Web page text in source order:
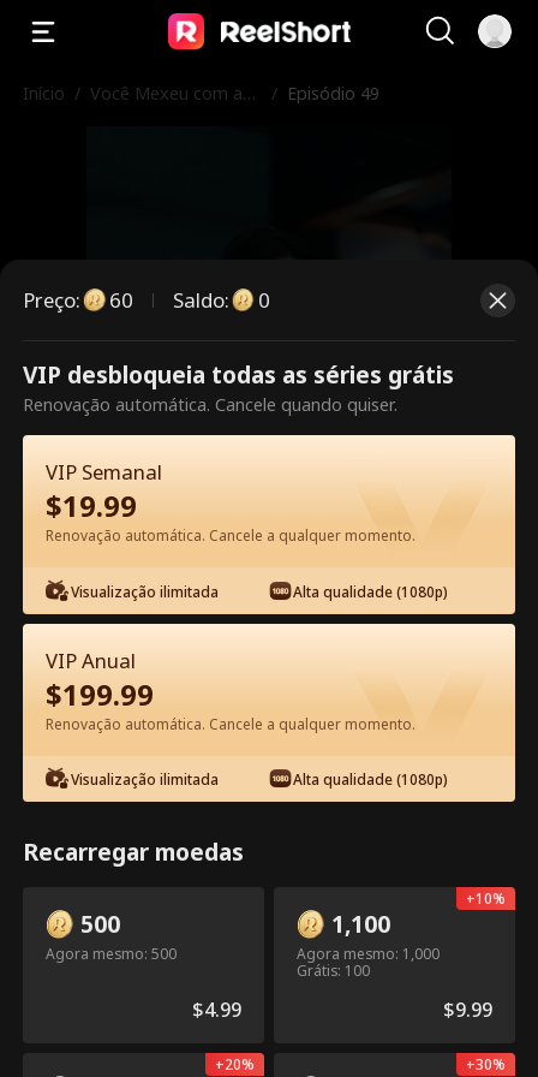
Início / Você Mexeu com as I
/ Episódio 49
Este episódio é pago. Desbloqueie
para assistir.
60 Desbloquear agora
Assista Grátis no App
Episódio 49 - Você Mexeu com as
Irmãs Erradas Filme completo
1-50 51-61 Todos os episódios
47 50
Preço: 60 Saldo: 0
VIP desbloqueia todas as séries grátis
Renovação automática. Cancele quando quiser.
VIP Semanal
$19.99
Renovação automática. Cancele a qualquer momento.
Visualização ilimitada Alta qualidade (1080p)
VIP Anual
$199.99
Renovação automática. Cancele a qualquer momento.
Visualização ilimitada Alta qualidade (1080p)
Recarregar moedas
500
Agora mesmo: 500
$4.99
1,100
Agora mesmo: 1,000
Grátis: 100
$9.99
+10%
+20% +30%